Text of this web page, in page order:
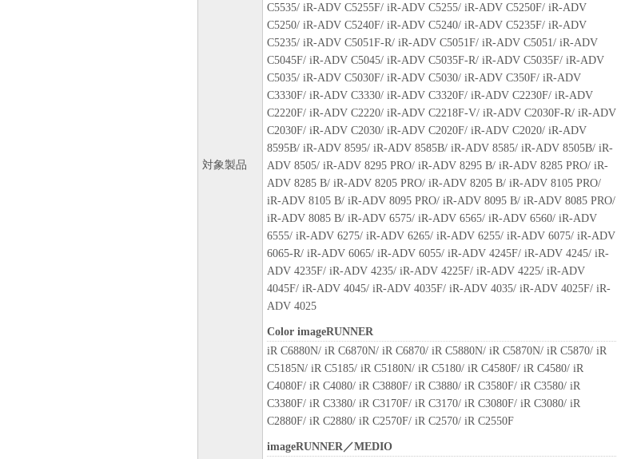
４．著作権表示
お客様は、「本ソフトウェア」に含まれるキヤノンまたはキヤノンのライセンサ
ーの著作権表示を変更し、除去しもしくは削除してはなりません。
５．保証の否認・免責
(1) 「本ソフトウェア」は、『現状のまま』の状態で使用許諾されます。キヤノ
ン、キヤノンのライセンサー、キヤノンの子会社、キヤノンの関連会社、それら
の販売代理店または販売店のいずれも、「本ソフトウェア」に関して、商品性お
よび特定の目的への適合性の保証を含め、いかなる保証も、明示たると黙示たる
とを問わず一切しないものとします。
(2) キヤノン、キヤノンのライセンサー、キヤノンの子会社、キヤノンの関連会
社、それらの販売代理店または販売店のいずれも、「本ソフトウェア」の使用ま
たは使用不能から生ずるいかなる損害（逸失利益およびその他の派生的または付
随的な損害を含むがこれらに限定されない全ての損害を言います。）について、
適用法で認められる限り、一切の責任を負わないものとします。たとえ、キヤノ
ン、キヤノンのライセンサー、キヤノンの子会社、キヤノンの関連会社、それら
の販売代理店または販売店がかかる損害の可能性について知らされていた場合で
(3) キヤノン、キヤノンのライセンサー、キヤノンの子会社、キヤノンの関連会
社、それらの販売代理店または販売店のいずれも、「本ソフトウェア」、または
「本ソフトウェア」の使用に起因または関連してお客様と第三者との間に生じた
いかなる紛争についても、一切責任を負わないものとします。
お客様は、日本国政府または関連する外国政府より必要な認可等を得ることなし
対象製品
C5535/ iR-ADV C5255F/ iR-ADV C5255/ iR-ADV C5250F/ iR-ADV
C5250/ iR-ADV C5240F/ iR-ADV C5240/ iR-ADV C5235F/ iR-ADV
C5235/ iR-ADV C5051F-R/ iR-ADV C5051F/ iR-ADV C5051/ iR-ADV
C5045F/ iR-ADV C5045/ iR-ADV C5035F-R/ iR-ADV C5035F/ iR-ADV
C5035/ iR-ADV C5030F/ iR-ADV C5030/ iR-ADV C350F/ iR-ADV
C3330F/ iR-ADV C3330/ iR-ADV C3320F/ iR-ADV C2230F/ iR-ADV
C2220F/ iR-ADV C2220/ iR-ADV C2218F-V/ iR-ADV C2030F-R/ iR-ADV
C2030F/ iR-ADV C2030/ iR-ADV C2020F/ iR-ADV C2020/ iR-ADV
8595B/ iR-ADV 8595/ iR-ADV 8585B/ iR-ADV 8585/ iR-ADV 8505B/ iR-
ADV 8505/ iR-ADV 8295 PRO/ iR-ADV 8295 B/ iR-ADV 8285 PRO/ iR-
ADV 8285 B/ iR-ADV 8205 PRO/ iR-ADV 8205 B/ iR-ADV 8105 PRO/
iR-ADV 8105 B/ iR-ADV 8095 PRO/ iR-ADV 8095 B/ iR-ADV 8085 PRO/
iR-ADV 8085 B/ iR-ADV 6575/ iR-ADV 6565/ iR-ADV 6560/ iR-ADV
6555/ iR-ADV 6275/ iR-ADV 6265/ iR-ADV 6255/ iR-ADV 6075/ iR-ADV
6065-R/ iR-ADV 6065/ iR-ADV 6055/ iR-ADV 4245F/ iR-ADV 4245/ iR-
ADV 4235F/ iR-ADV 4235/ iR-ADV 4225F/ iR-ADV 4225/ iR-ADV
4045F/ iR-ADV 4045/ iR-ADV 4035F/ iR-ADV 4035/ iR-ADV 4025F/ iR-
ADV 4025
Color imageRUNNER
iR C6880N/ iR C6870N/ iR C6870/ iR C5880N/ iR C5870N/ iR C5870/ iR
C5185N/ iR C5185/ iR C5180N/ iR C5180/ iR C4580F/ iR C4580/ iR
C4080F/ iR C4080/ iR C3880F/ iR C3880/ iR C3580F/ iR C3580/ iR
C3380F/ iR C3380/ iR C3170F/ iR C3170/ iR C3080F/ iR C3080/ iR
C2880F/ iR C2880/ iR C2570F/ iR C2570/ iR C2550F
imageRUNNER／MEDIO